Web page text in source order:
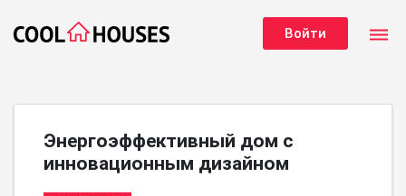
Войти dehaze
Энергоэффективный дом с
инновационным дизайном